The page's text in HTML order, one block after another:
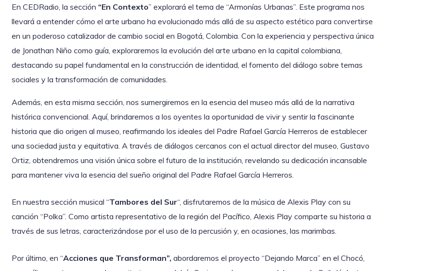
En CEDRadio, la sección “En Contexto” explorará el tema de “Armonías Urbanas”. Este programa nos
llevará a entender cómo el arte urbano ha evolucionado más allá de su aspecto estético para convertirse
en un poderoso catalizador de cambio social en Bogotá, Colombia. Con la experiencia y perspectiva única
de Jonathan Niño como guía, exploraremos la evolución del arte urbano en la capital colombiana,
destacando su papel fundamental en la construcción de identidad, el fomento del diálogo sobre temas
sociales y la transformación de comunidades.
Además, en esta misma sección, nos sumergiremos en la esencia del museo más allá de la narrativa
histórica convencional. Aquí, brindaremos a los oyentes la oportunidad de vivir y sentir la fascinante
historia que dio origen al museo, reafirmando los ideales del Padre Rafael García Herreros de establecer
una sociedad justa y equitativa. A través de diálogos cercanos con el actual director del museo, Gustavo
Ortiz, obtendremos una visión única sobre el futuro de la institución, revelando su dedicación incansable
para mantener viva la esencia del sueño original del Padre Rafael García Herreros.
En nuestra sección musical “Tambores del Sur“, disfrutaremos de la música de Alexis Play con su
canción “Polka”. Como artista representativo de la región del Pacífico, Alexis Play comparte su historia a
través de sus letras, caracterizándose por el uso de la percusión y, en ocasiones, las marimbas.
Por último, en “Acciones que Transforman”, abordaremos el proyecto “Dejando Marca” en el Chocó,